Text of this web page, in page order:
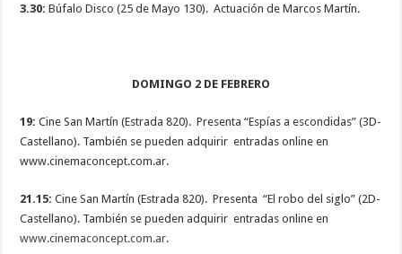
3.30:Búfalo Disco (25 de Mayo 130). Actuación de Marcos Martín.
DOMINGO 2 DE FEBRERO
19: Cine San Martín (Estrada 820). Presenta “Espías a escondidas” (3D-
Castellano). También se pueden adquirir entradas online en
www.cinemaconcept.com.ar.
21.15:Cine San Martín (Estrada 820). Presenta “El robo del siglo” (2D-
Castellano). También se pueden adquirir entradas online en
www.cinemaconcept.com.ar.